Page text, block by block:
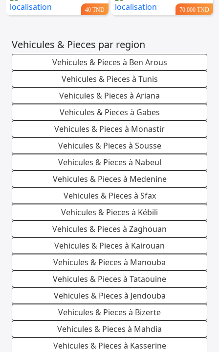
40 TND 70.000 TND
Vehicules & Pieces par region
Vehicules & Pieces à Ben Arous
Vehicules & Pieces à Tunis
Vehicules & Pieces à Ariana
Vehicules & Pieces à Gabes
Vehicules & Pieces à Monastir
Vehicules & Pieces à Sousse
Vehicules & Pieces à Nabeul
Vehicules & Pieces à Medenine
Vehicules & Pieces à Sfax
Vehicules & Pieces à Kébili
Vehicules & Pieces à Zaghouan
Vehicules & Pieces à Kairouan
Vehicules & Pieces à Manouba
Vehicules & Pieces à Tataouine
Vehicules & Pieces à Jendouba
Vehicules & Pieces à Bizerte
Vehicules & Pieces à Mahdia
Vehicules & Pieces à Kasserine